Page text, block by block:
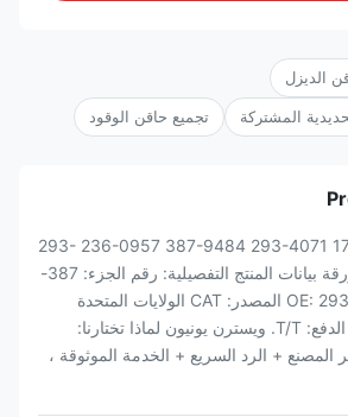
الديزل
المشتركة تجميع حاقن الوقود
387-9439 172-5780 293-4071 387-9484 236-0957 293-
4072 لـ C-A-T C9 ورقة بيانات المنتج التفصيلية: رقم الجزء: 387-
9439 رقم الـ OE: 293-4071 المصدر: CAT الولايات المتحدة
السيارات الحفرة مدة الدفع: T/T. ويسترن يونيون لماذا تختارنا:
المصنع + الرد السريع + الخدمة الموثوقة ،